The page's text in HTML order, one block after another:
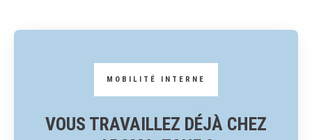
VOUS TRAVAILLEZ DÉJÀ CHEZ